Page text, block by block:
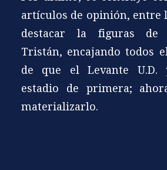
artículos de opinión, entre
destacar la figuras de
Tristán, encajando todos
de que el Levante U.D.
estadio de primera;
materializarlo.